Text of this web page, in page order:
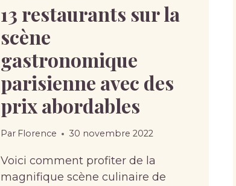
13 restaurants sur la
scène
gastronomique
parisienne avec des
prix abordables
Par Florence 30 novembre 2022
Voici comment profiter de la
magnifique scène culinaire de